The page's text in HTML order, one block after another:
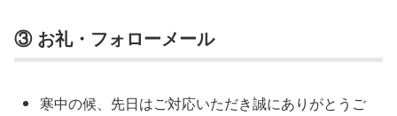
③ お礼・フォローメール
寒中の候、先日はご対応いただき誠にありがとうご